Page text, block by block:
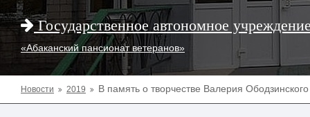
Государственное автономное
«Абаканский пансионат ветеранов»
Новости 2019 В память о творчестве Валерия Ободзинского